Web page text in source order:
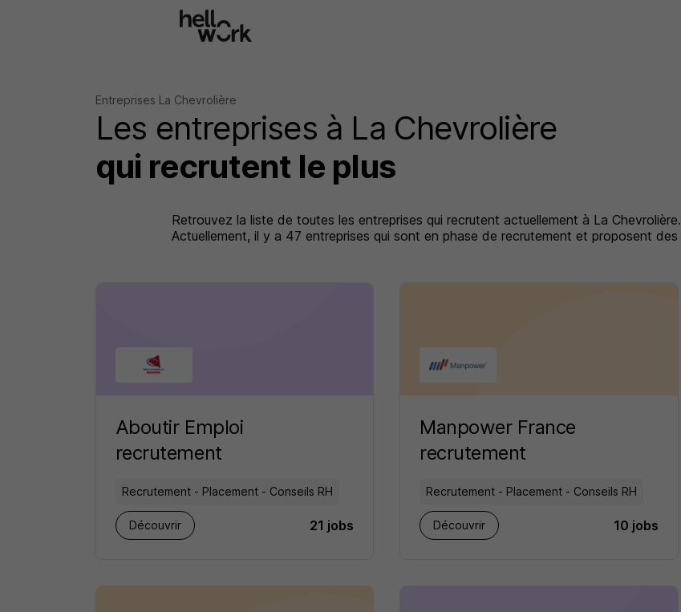
Entreprises La Chevrolière
Les entreprises à La Chevrolière
qui recrutent le plus
Retrouvez la liste de toutes les entreprises qui recrutent actuellement à La Chevrolière.
Actuellement, il y a 47 entreprises qui sont en phase de recrutement et proposent des
Aboutir Emploi
recrutement
Recrutement - Placement - Conseils RH
Découvrir 21 jobs
Manpower France
recrutement
Recrutement - Placement - Conseils RH
Découvrir 10 jobs